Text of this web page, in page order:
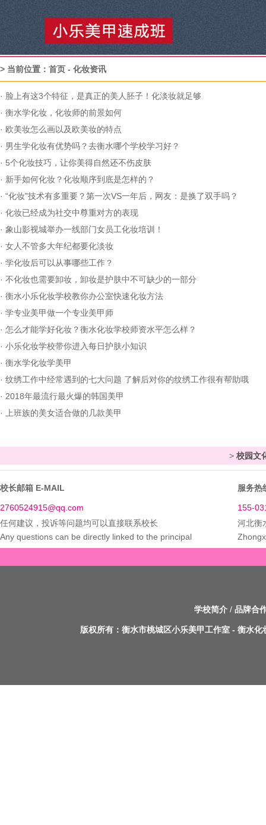
> 当前位置： 首页 - 化妆资讯
· 脸上有这3个特征，是真正的美人胚子！化淡妆就足够
· 衡水学化妆，化妆师的前景如何
· 欧美妆怎么画以及欧美妆的特点
· 男生学化妆有优势吗？去衡水哪个学校学习好？
· 5个化妆技巧，让你美得自然还不伤皮肤
· 新手如何化妆？化妆顺序到底是怎样的？
· “化妆”技术有多重要？第一次VS一年后，网友：是换了双手吗？
· 化妆已经成为社交中尊重对方的表现
· 象山影视城举办一线部门女员工化妆培训！
· 女人不管多大年纪都要化淡妆
· 学化妆后可以从事哪些工作？
· 不化妆也需要卸妆，卸妆是护肤中不可缺少的一部分
· 衡水小乐化妆学校教你办公室快速化妆方法
· 学专业美甲做一个专业美甲师
· 怎么才能学好化妆？衡水化妆学校师资水平怎么样？
· 小乐化妆学校带你进入每日护肤小知识
· 衡水学化妆学美甲
· 纹绣工作中经常遇到的七大问题 了解后对你的纹绣工作很有帮助哦
· 2018年最流行最火爆的韩国美甲
·
上班族的美女适合做的几款美甲
> 校园文
校长邮箱 E-MAIL 服务热
2760524915@qq.com
155-
任何建议，投诉等问题均可以直接联系校长
河北衡
Any questions can be directly linked to the principal
学校简介 / 品牌合
版权所有： 衡水市桃城区小乐美甲工作室- 衡水化